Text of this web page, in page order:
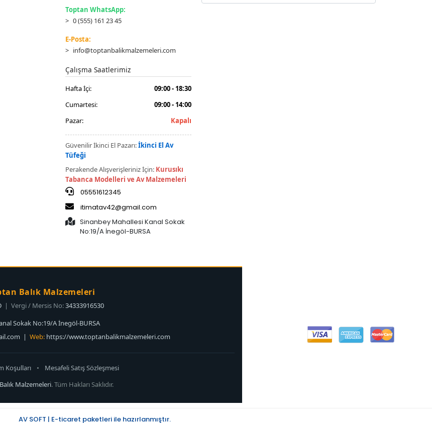
Toptan WhatsApp:
0 (555) 161 23 45
E-Posta:
info@toptanbalikmalzemeleri.com
Çalışma Saatlerimiz
Hafta İçi:
09:00 - 18:30
Cumartesi:
09:00 - 14:00
Pazar:
Kapalı
Güvenilir İkinci El Pazarı:İkinci El Av
Tüfeği
Perakende Alışverişleriniz İçin: Kurusıkı
Tabanca Modelleri ve Av Malzemeleri
05551612345
itimatav42@gmail.com
Sinanbey Mahallesi Kanal Sokak
No:19/A İnegöl-BURSA
Balık Malzemeleri
| Vergi / Mersis No:34333916530
Sokak No:19/A İnegöl-BURSA
| Web:https://www.toptanbalikmalzemeleri.com
Koşulları •
Mesafeli Satış Sözleşmesi
Malzemeleri. Tüm Hakları Saklıdır.
AV SOFT | E-ticaret paketleri ile hazırlanmıştır.